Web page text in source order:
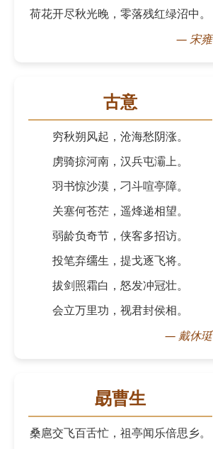
荷花开尽秋光晚，零落残红绿沼中。
—宋雍
古意
穷秋朔风起，沧海愁阴涨。
虏骑掠河南，汉兵屯灞上。
羽书惊沙漠，刁斗喧亭障。
关塞何苍茫，遥烽递相望。
弱龄负奇节，侠客多招访。
投笔弃𦈡生，提戈逐飞将。
拔剑照霜白，怒发冲冠壮。
会立万里功，视君封侯相。
— 戴休珽
勗曹生
桑扈交飞百舌忙，祖亭闻乐倍思乡。